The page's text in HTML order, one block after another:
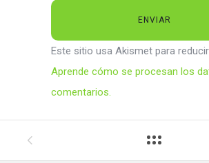
Este sitio usa Akismet para
Aprende cómo se procesan los
comentarios.